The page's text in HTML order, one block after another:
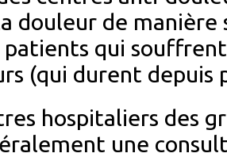
douleur de
patients qui
(qui durent depuis
hospitaliers des
une